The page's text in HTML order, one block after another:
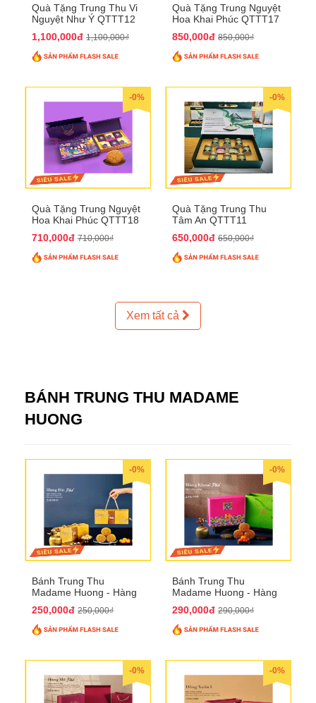
Quà Tặng Trung Thu Vi
Nguyệt Như Ý QTTT12
1,100,000đ 1,100,000₫
Quà Tặng Trung Nguyệt
Hoa Khai Phúc QTTT17
850,000đ 850,000₫
-0%
Quà Tặng Trung Nguyệt
Hoa Khai Phúc QTTT18
710,000đ 710,000₫
-0%
Quà Tặng Trung Thu
Tâm An QTTT11
650,000đ 650,000₫
Xem tất cả
BÁNH TRUNG THU MADAME
HUONG
-0%
Bánh Trung Thu
Madame Huong - Hàng
250,000đ 250,000₫
-0%
Bánh Trung Thu
Madame Huong - Hàng
290,000đ 290,000₫
-0% -0%